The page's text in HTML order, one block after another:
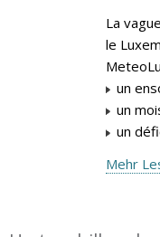
La
le
un
un
un
Mehr